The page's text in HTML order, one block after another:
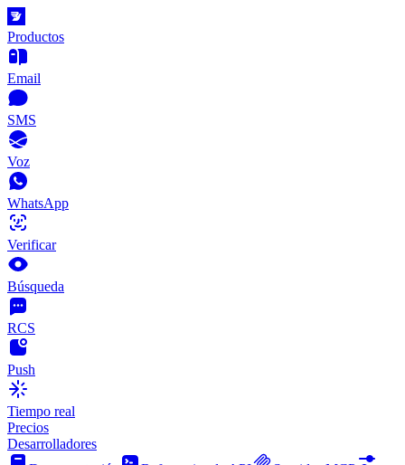
Productos
Email
SMS
Voz
WhatsApp
Verificar
Búsqueda
RCS
Push
Tiempo real
Precios
Desarrolladores